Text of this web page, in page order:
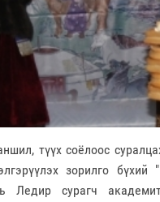
түүх соёлоос
зорилго бүхий
Ледир сурагч